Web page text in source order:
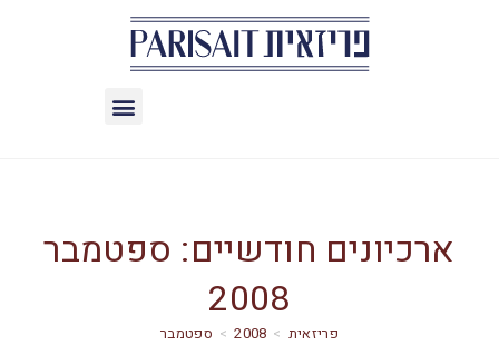
ארכיונים חודשיים: ספטמבר
2008
>
2008
> ספטמבר